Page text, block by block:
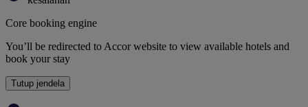
Core booking engine
You’ll be redirected to Accor website to view available hotels and
book your stay
Tutup jendela